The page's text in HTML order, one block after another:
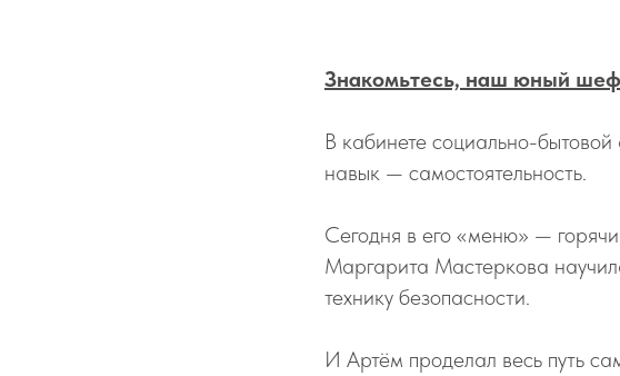
Знакомьтесь, наш юный
В кабинете социально-
навык — самостоятельность.
Сегодня в его «меню» —
Маргарита Мастеркова
технику безопасности.
И Артём проделал весь путь